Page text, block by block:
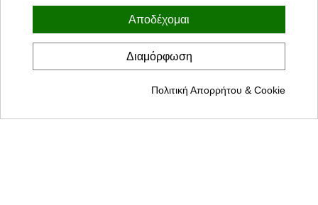
Συμφωνώ με τους όρους χρήσης και την πολιτική προσωπικών
Αποδέχομαι
Διαμόρφωση
Πολιτική Απορρήτου & Cookie